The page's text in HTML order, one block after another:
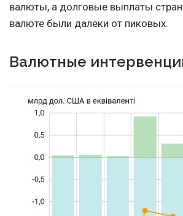
валюты, а долговые выплаты
валюте были далеки от пиковых.
Валютные